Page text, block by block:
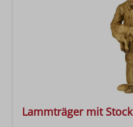
Lammträger mit Stock